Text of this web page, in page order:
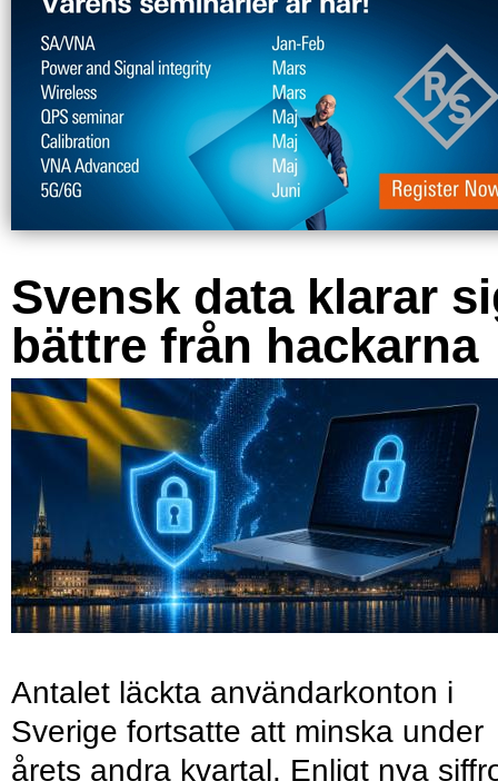
Svensk data klarar
bättre från hackarna
Antalet läckta användarkonton i
Sverige fortsatte att minska under
årets andra kvartal. Enligt nya